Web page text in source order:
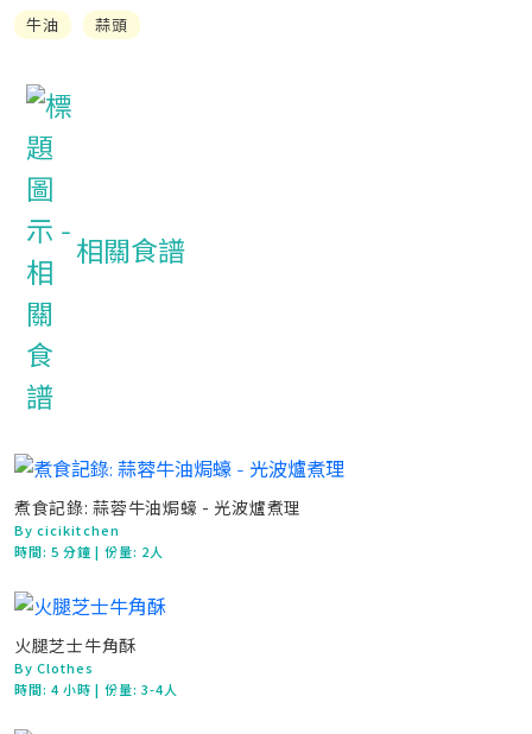
牛油
蒜頭
相關食譜
煮食記錄: 蒜蓉牛油焗蠔 - 光波爐煮理
By cicikitchen
時間:5 分鐘| 份量: 2人
火腿芝士牛角酥
By Clothes
時間:4 小時| 份量: 3-4人